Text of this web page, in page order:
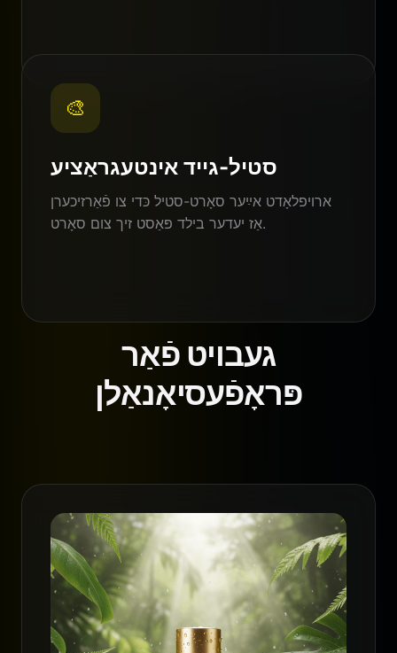
🎨
סטיל-גייד אינטעגראַציע
ארויפלאָדט אײַער סאָרט-סטיל כּדי צו פֿאַרזיכערן
אַז יעדער בילד פּאַסט זיך צום סאָרט.
געבויט פֿאַר
פּראָפֿעסיאָנאַלן